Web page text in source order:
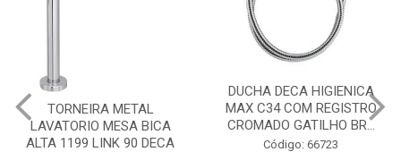
DUCHA DECA HIGIENICA
MAX C34 COM REGISTRO
CROMADO GATILHO BR...
Código: 66723
DUCHA DECA HIGIENICA
LINK COM DERIVAÇÃO
COM REGISTRO
CROMADO...